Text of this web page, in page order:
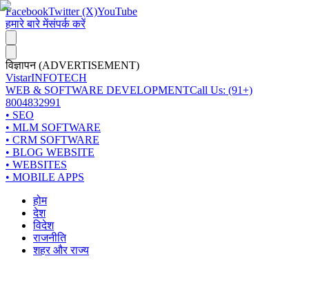
FacebookTwitter (X)YouTube
हमारे बारे मेंसंपर्क करें
विज्ञापन (ADVERTISEMENT)
VistarINFOTECH
WEB & SOFTWARE DEVELOPMENTCall Us: (91+)
8004832991
• SEO
• MLM SOFTWARE
• CRM SOFTWARE
• BLOG WEBSITE
• WEBSITES
• MOBILE APPS
होम
देश
विदेश
राजनीति
शहर और राज्य